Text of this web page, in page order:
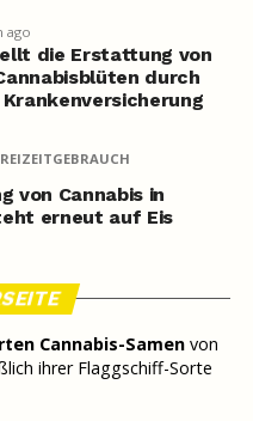
ago
die Erstattung von
durch
von Cannabis in
erneut auf Eis
Cannabis-Samenvon
ihrer Flaggschiff-Sorte